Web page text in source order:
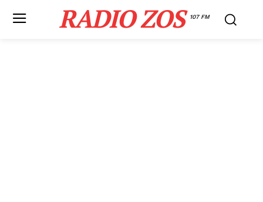
RADIO ZOS 107 FM